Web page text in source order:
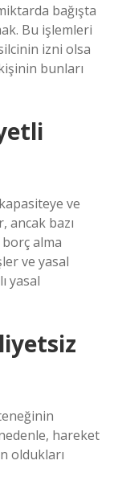
bağışta
Bu işlemleri
izni olsa
bunları
ve
ancak bazı
alma
ve yasal
yasal
hareket
oldukları